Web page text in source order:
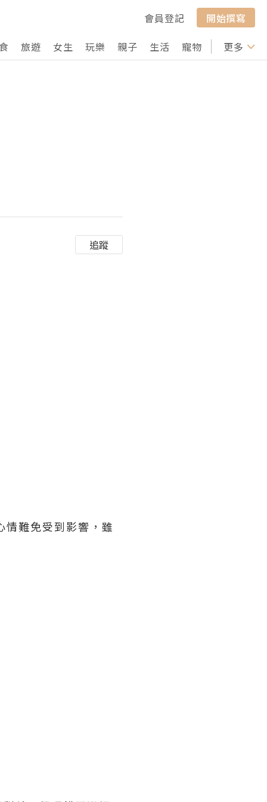
會員登記
開始撰寫
旅遊 女生 玩樂 親子 生活 寵物 行山 打卡
更多
追蹤
難免受到影響，雖